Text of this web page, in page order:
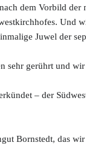
dem Vorbild
Und
Juwel der
sehr gerührt und
– der
Bornstedt, das